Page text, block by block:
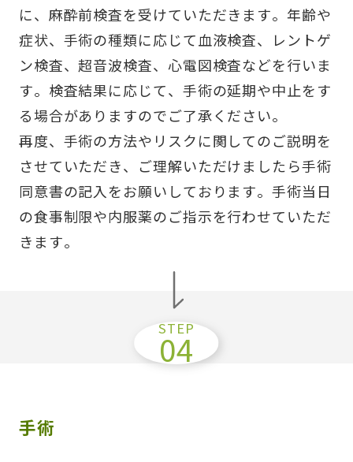
に、麻酔前検査を受けていただきます。年齢や
症状、手術の種類に応じて血液検査、レントゲ
ン検査、超音波検査、心電図検査などを行いま
す。検査結果に応じて、手術の延期や中止をす
る場合がありますのでご了承ください。
再度、手術の方法やリスクに関してのご説明を
させていただき、ご理解いただけましたら手術
同意書の記入をお願いしております。手術当日
の食事制限や内服薬のご指示を行わせていただ
きます。
手術